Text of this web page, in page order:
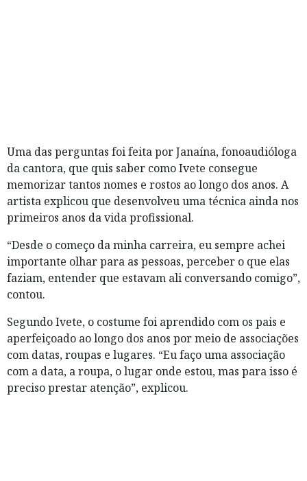
Uma das perguntas foi feita por Janaína, fonoaudióloga
da cantora, que quis saber como Ivete consegue
memorizar tantos nomes e rostos ao longo dos anos. A
artista explicou que desenvolveu uma técnica ainda nos
primeiros anos da vida profissional.
“Desde o começo da minha carreira, eu sempre achei
importante olhar para as pessoas, perceber o que elas
faziam, entender que estavam ali conversando comigo”,
contou.
Segundo Ivete, o costume foi aprendido com os pais e
aperfeiçoado ao longo dos anos por meio de associações
com datas, roupas e lugares. “Eu faço uma associação
com a data, a roupa, o lugar onde estou, mas para isso é
preciso prestar atenção”, explicou.